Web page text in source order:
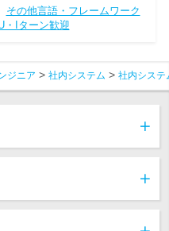
その他言語・フレームワーク
・Iターン歓迎
ジニア 社内システム 社内システ